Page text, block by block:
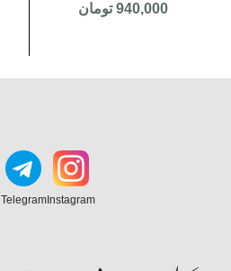
940,000 تومان
Instagram
Telegram